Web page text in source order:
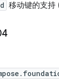
移动键的支持